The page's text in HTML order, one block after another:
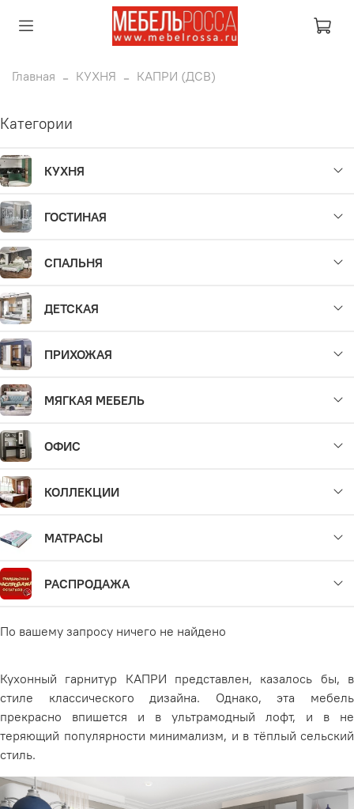
Главная КУХНЯ КАПРИ (ДСВ)
Категории
КУХНЯ
ГОСТИНАЯ
СПАЛЬНЯ
ДЕТСКАЯ
ПРИХОЖАЯ
МЯГКАЯ МЕБЕЛЬ
ОФИС
КОЛЛЕКЦИИ
МАТРАСЫ
РАСПРОДАЖА
По вашему запросу ничего не найдено
Кухонный гарнитур КАПРИ представлен, казалось бы, в
стиле классического дизайна. Однако, эта мебель
прекрасно впишется и в ультрамодный лофт, и в не
теряющий популярности минимализм, и в тёплый сельский
стиль.